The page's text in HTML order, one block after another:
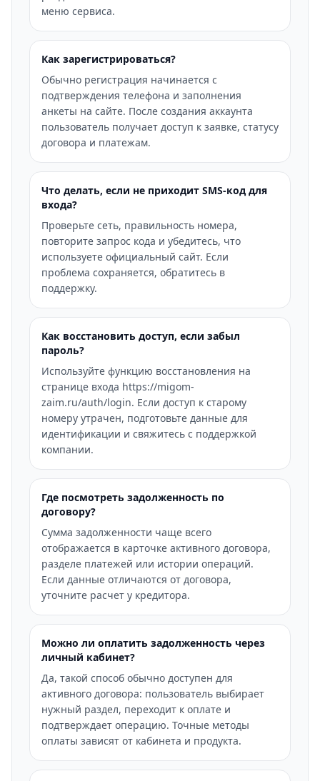
меню сервиса.
Как зарегистрироваться?
Обычно регистрация начинается с
подтверждения телефона и заполнения
анкеты на сайте. После создания аккаунта
пользователь получает доступ к заявке, статусу
договора и платежам.
Что делать, если не приходит SMS-код для
входа?
Проверьте сеть, правильность номера,
повторите запрос кода и убедитесь, что
используете официальный сайт. Если
проблема сохраняется, обратитесь в
поддержку.
Как восстановить доступ, если забыл
пароль?
Используйте функцию восстановления на
странице входа https://migom-
zaim.ru/auth/login. Если доступ к старому
номеру утрачен, подготовьте данные для
идентификации и свяжитесь с поддержкой
компании.
Где посмотреть задолженность по
договору?
Сумма задолженности чаще всего
отображается в карточке активного договора,
разделе платежей или истории операций.
Если данные отличаются от договора,
уточните расчет у кредитора.
Можно ли оплатить задолженность через
личный кабинет?
Да, такой способ обычно доступен для
активного договора: пользователь выбирает
нужный раздел, переходит к оплате и
подтверждает операцию. Точные методы
оплаты зависят от кабинета и продукта.